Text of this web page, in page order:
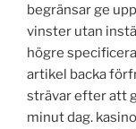
begränsar ge
vinster utan
högre
artikel backa
strävar efter att
minut dag.